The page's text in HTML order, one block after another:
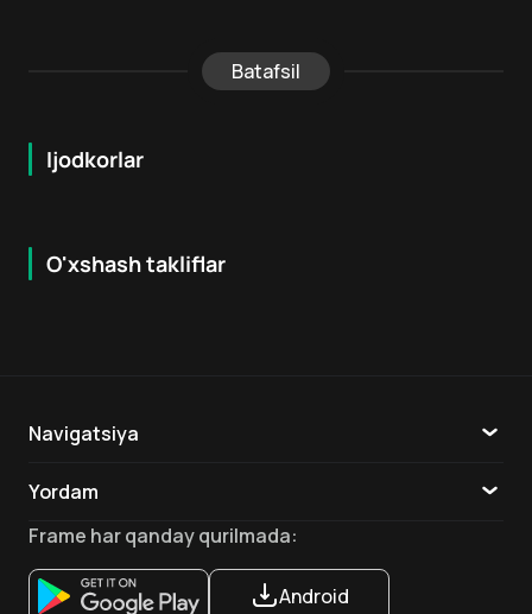
Batafsil
Ijodkorlar
O'xshash takliflar
18 + 5.3
Navigatsiya
Yordam
Aloqa
Ilovalar
Frame har qanday qurilmada:
Android